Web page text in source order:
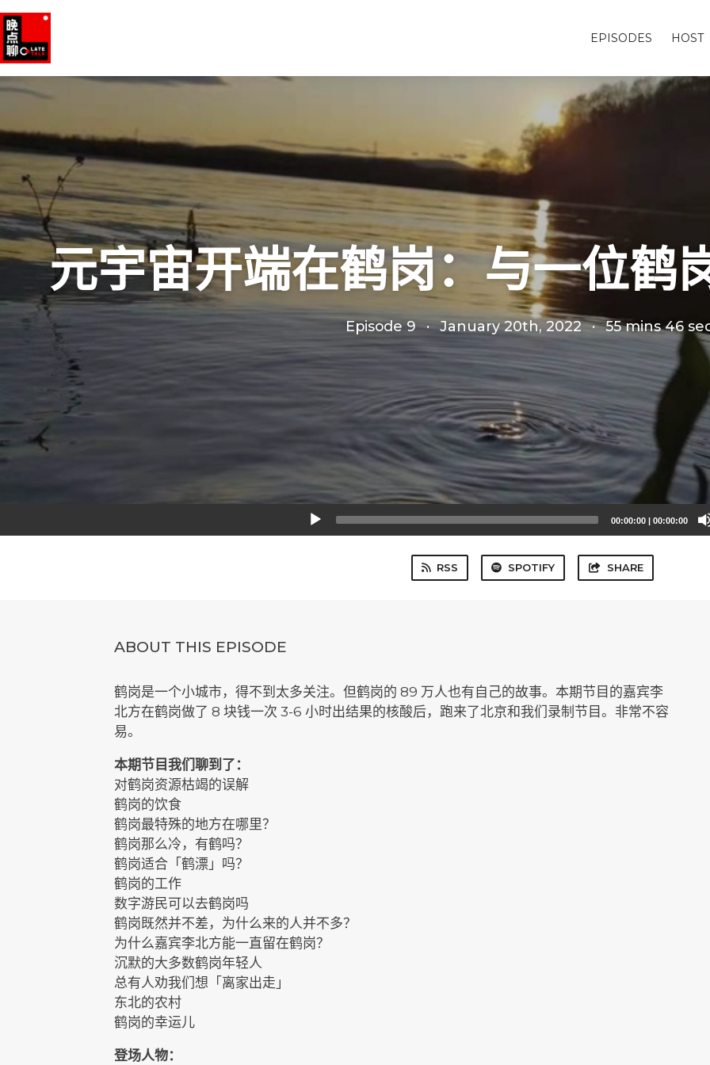
EPISODES HOST
元宇宙开端在鹤岗：与一位鹤
Episode 9 · January 20th, 2022 · 55 mins 46
00:00:00 | 00:00:00
RSS SPOTIFY SHARE
ABOUT THIS EPISODE
鹤岗是一个小城市，得不到太多关注。但鹤岗的 89 万人也有自己的故事。本期节目的嘉宾李
北方在鹤岗做了 8 块钱一次 3-6 小时出结果的核酸后，跑来了北京和我们录制节目。非常不容
易。
本期节目我们聊到了：
对鹤岗资源枯竭的误解
鹤岗的饮食
鹤岗最特殊的地方在哪里？
鹤岗那么冷，有鹤吗？
鹤岗适合「鹤漂」吗？
鹤岗的工作
数字游民可以去鹤岗吗
鹤岗既然并不差，为什么来的人并不多？
为什么嘉宾李北方能一直留在鹤岗？
沉默的大多数鹤岗年轻人
总有人劝我们想「离家出走」
东北的农村
鹤岗的幸运儿
登场人物：